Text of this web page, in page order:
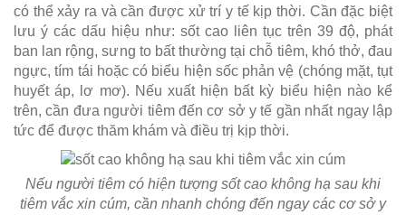
có thể xảy ra và cần được xử trí y tế kịp thời. Cần đặc biệt
lưu ý các dấu hiệu như: sốt cao liên tục trên 39 độ, phát
ban lan rộng, sưng to bất thường tại chỗ tiêm, khó thở, đau
ngực, tím tái hoặc có biểu hiện sốc phản vệ (chóng mặt, tụt
huyết áp, lơ mơ). Nếu xuất hiện bất kỳ biểu hiện nào kể
trên, cần đưa người tiêm đến cơ sở y tế gần nhất ngay lập
tức để được thăm khám và điều trị kịp thời.
Nếu người tiêm có hiện tượng sốt cao không hạ sau khi
tiêm vắc xin cúm, cần nhanh chóng đến ngay các cơ sở y